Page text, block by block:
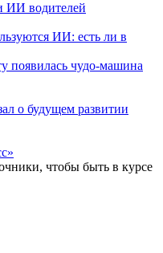
ИИ водителей
ИИ: есть ли в
появилась чудо-машина
о будущем развитии
чтобы быть в курсе